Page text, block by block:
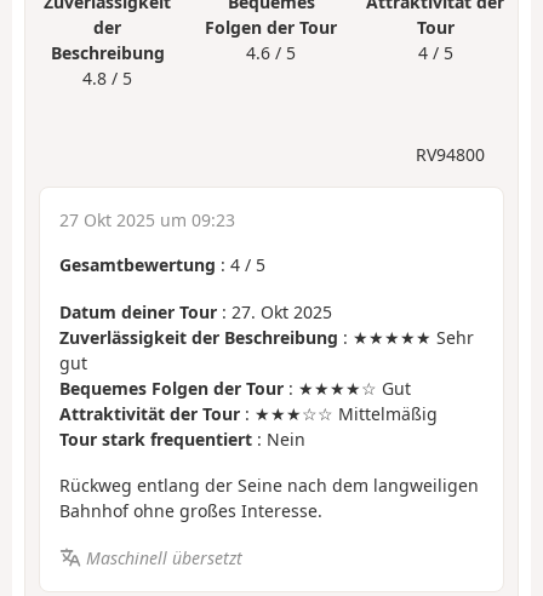
der
Beschreibung
4.8 / 5
Folgen der Tour
4.6 / 5
Tour
4 / 5
RV94800
27 Okt 2025 um 09:23
Gesamtbewertung : 4 / 5
Datum deiner Tour : 27. Okt 2025
Zuverlässigkeit der Beschreibung : ★★★★★ Sehr
gut
Bequemes Folgen der Tour : ★★★★☆ Gut
Attraktivität der Tour : ★★★☆☆ Mittelmäßig
Tour stark frequentiert : Nein
Rückweg entlang der Seine nach dem langweiligen
Bahnhof ohne großes Interesse.
Maschinell übersetzt